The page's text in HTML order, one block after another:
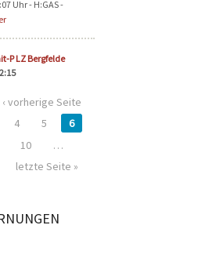
Uhr - H:GAS -
P LZ Bergfelde
‹ vorherige Seite
4 5
6
10
…
letzte Seite »